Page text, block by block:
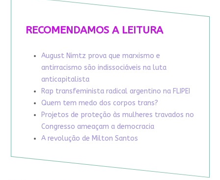
RECOMENDAMOS A LEITURA
August Nimtz prova que marxismo e
antirracismo são indissociáveis na luta
anticapitalista
Rap transfeminista radical argentino na FLIPEI
Quem tem medo dos corpos trans?
Projetos de proteção às mulheres travados no
Congresso ameaçam a democracia
A revolução de Milton Santos